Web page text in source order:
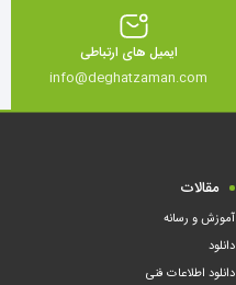
ایمیل های ارتباطی
info@deghatzaman.com
مقالات
آموزش و رسانه
دانلود
دانلود اطلاعات فنی